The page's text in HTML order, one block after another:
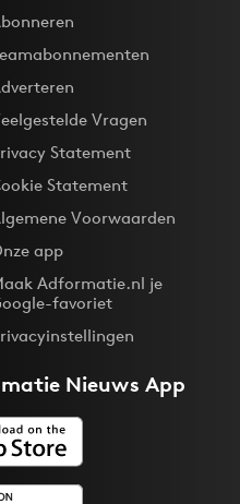
Vragen
Statement
Statement
Voorwaarden
app
Adformatie.nl je
favoriet
Nieuws App